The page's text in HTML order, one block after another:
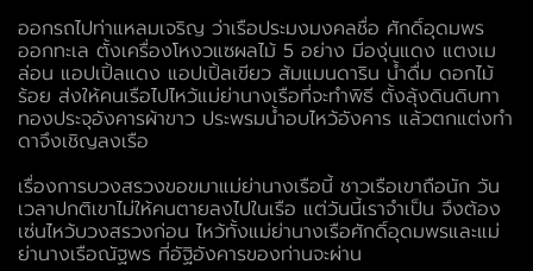
ออกรถไปท่าแหลมเจริญ ว่าเรือประมงมงคลชื่อ ศักดิ์อุดมพร
ออกทะเล ตั้งเครื่องโหงวแซผลไม้ 5 อย่าง มีองุ่นแดง แตงเม
ล่อน แอปเปิ้ลแดง แอปเปิ้ลเขียว ส้มแมนดาริน น้ำดื่ม ดอกไม้
ร้อย ส่งให้คนเรือไปไหว้แม่ย่านางเรือที่จะทำพิธี ตั้งลุ้งดินดิบทา
ทองประจุอังคารผ้าขาว ประพรมน้ำอบไหว้อังคาร แล้วตกแต่งทำ
ดาจึงเชิญลงเรือ
เรื่องการบวงสรวงขอขมาแม่ย่านางเรือนี้ ชาวเรือเขาถือนัก วัน
เวลาปกติเขาไม่ให้คนตายลงไปในเรือ แต่วันนี้เราจำเป็น จึงต้อง
เซ่นไหว้บวงสรวงก่อน ไหว้ทั้งแม่ย่านางเรือศักดิ์อุดมพรและแม่
ย่านางเรือณัฐพร ที่อัฐิอังคารของท่านจะผ่าน